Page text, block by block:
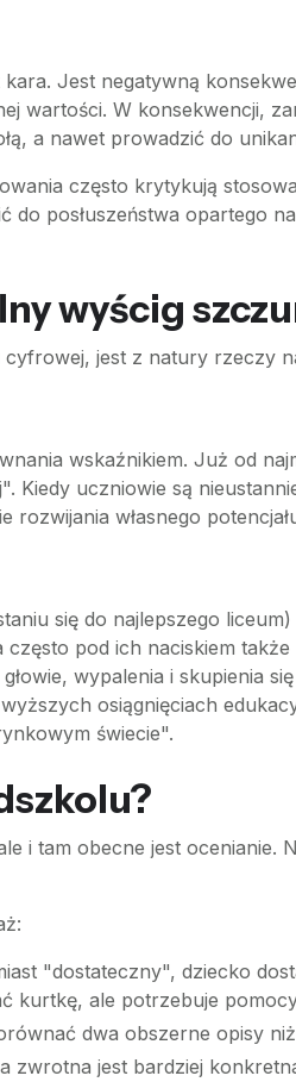
kara. Jest negatywną
wartości. W konsekwencji,
a nawet prowadzić do
często krytykują
posłuszeństwa opartego
wyścig
jest z natury rzeczy
wskaźnikiem. Już od
Kiedy uczniowie są
rozwijania własnego
się do najlepszego
często pod ich naciskiem
wypalenia i skupienia
osiągnięciach
świecie".
i tam obecne jest ocenianie.
"dostateczny", dziecko
kurtkę, ale potrzebuje
dwa obszerne opisy
zwrotna jest bardziej